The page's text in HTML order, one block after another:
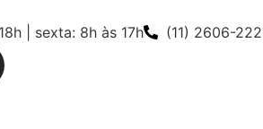
| sexta: 8h às 17h (11) 2606-